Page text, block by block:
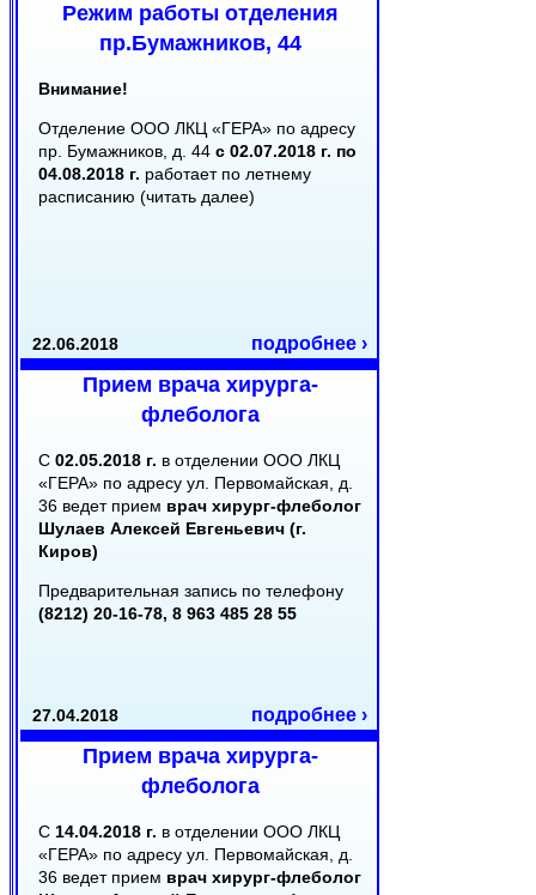
Режим работы отделения
пр.Бумажников, 44
Внимание!
Отделение ООО ЛКЦ «ГЕРА» по адресу
пр. Бумажников, д. 44 с 02.07.2018 г. по
04.08.2018 г. работает по летнему
расписанию (читать далее)
22.06.2018 подробнее ›
Прием врача хирурга-
флеболога
С 02.05.2018 г. в отделении ООО ЛКЦ
«ГЕРА» по адресу ул. Первомайская, д.
36 ведет прием врач хирург-флеболог
Шулаев Алексей Евгеньевич (г.
Киров)
Предварительная запись по телефону
(8212) 20-16-78, 8 963 485 28 55
27.04.2018 подробнее ›
Прием врача хирурга-
флеболога
С 14.04.2018 г. в отделении ООО ЛКЦ
«ГЕРА» по адресу ул. Первомайская, д.
36 ведет прием врач хирург-флеболог